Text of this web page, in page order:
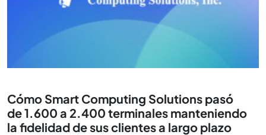
Cómo Smart Computing Solutions pasó
de 1.600 a 2.400 terminales manteniendo
la fidelidad de sus clientes a largo plazo